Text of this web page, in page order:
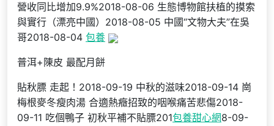
營收同比增加9.9%2018-08-06 生態博物館扶植的摸索
與實行（漂亮中國）2018-08-05 中國“文物大夫”在吳
哥2018-08-04 包養
普洱+陳皮 最配月餅
貼秋膘 走起！2018-09-19 中秋的滋味2018-09-14 崗
梅根麥冬瘦肉湯 合適熱癥招致的咽喉痛苦悲傷2018-
09-11 吃個鴨子 初秋平補不貼膘201包養甜心網8-09-